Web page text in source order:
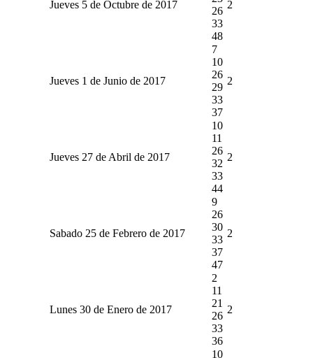
Jueves 5 de Octubre de 2017
26
33
48
2
Jueves 1 de Junio de 2017
7
10
26
29
33
37
2
Jueves 27 de Abril de 2017
10
11
26
32
33
44
2
Sabado 25 de Febrero de 2017
9
26
30
33
37
47
2
Lunes 30 de Enero de 2017
2
11
21
26
33
36
2
10